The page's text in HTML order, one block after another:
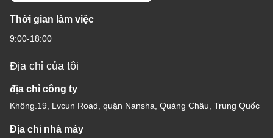
Thời gian làm việc
9:00-18:00
Địa chỉ của tôi
địa chỉ công ty
Không.19, Lvcun Road, quận Nansha, Quảng Châu, Trung Quốc
Địa chỉ nhà máy